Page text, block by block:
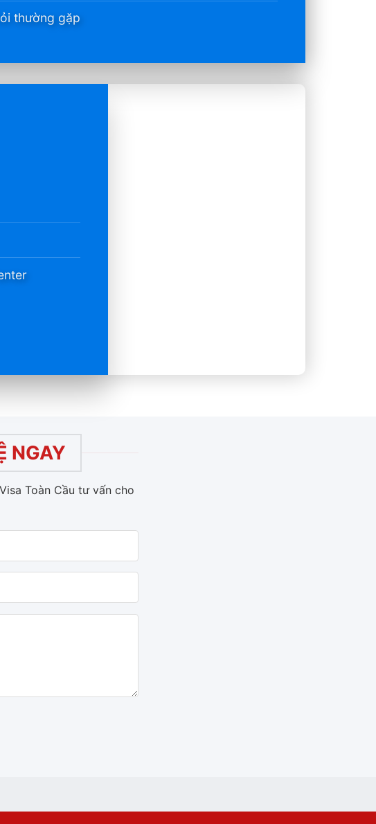
thường gặp
NGAY
Toàn Cầu tư vấn cho